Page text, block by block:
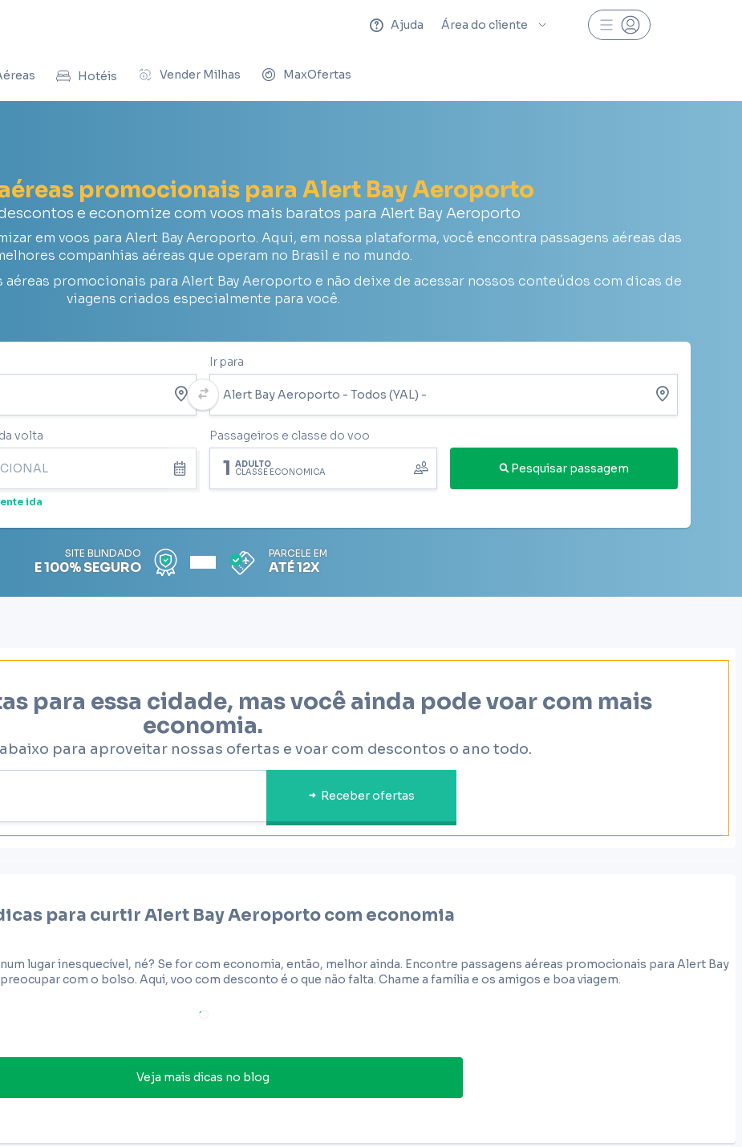
Ajuda Área do cliente
Hotéis Vender Milhas MaxOfertas
aéreas promocionais para Alert Bay Aeroporto
e economize com voos mais baratos para Alert Bay Aeroporto
em voos para Alert Bay Aeroporto. Aqui, em nossa plataforma, você encontra passagens aéreas das
companhias aéreas que operam no Brasil e no mundo.
aéreas promocionais para Alert Bay Aeroporto e não deixe de acessar nossos conteúdos com dicas de
viagens criados especialmente para você.
Ir para
volta
ida
Passageiros e classe do voo
1 ADULTO
CLASSE ECONÔMICA Pesquisar passagem
SITE BLINDADO
E 100% SEGURO
PARCELE EM
ATÉ 12X
para essa cidade, mas você ainda pode voar com mais
economia.
para aproveitar nossas ofertas e voar com descontos o ano todo.
Receber ofertas
para curtirAlert Bay Aeroportocom economia
lugar inesquecível, né? Se for com economia, então, melhor ainda. Encontre passagens aéreas promocionais para Alert Bay
com o bolso. Aqui, voo com desconto é o que não falta. Chame a família e os amigos e boa viagem.
Veja mais dicas no blog